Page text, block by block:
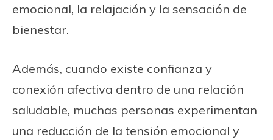
emocional, la relajación y la sensación de
bienestar.
Además, cuando existe confianza y
conexión afectiva dentro de una relación
saludable, muchas personas experimentan
una reducción de la tensión emocional y